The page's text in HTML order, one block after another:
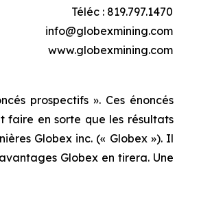
Téléc : 819.797.1470
info@globexmining.com
www.globexmining.com
prospectifs ». Ces énoncés
faire en sorte que les résultats
Globex inc. (« Globex »). Il
Globex en tirera. Une